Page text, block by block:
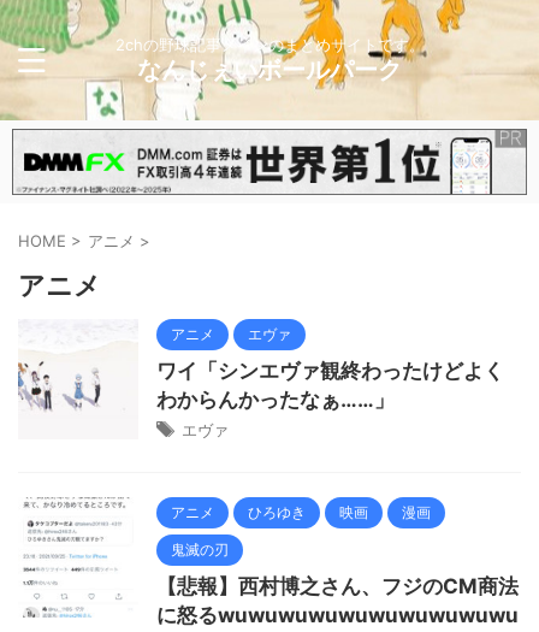
2chの野球記事メインのまとめサイトです。
なんじぇいボールパーク
HOME > アニメ >
アニメ
アニメ エヴァ
ワイ「シンエヴァ観終わったけどよく
わからんかったなぁ……」
エヴァ
アニメ ひろゆき 映画 漫画
鬼滅の刃
【悲報】西村博之さん、フジのCM商法
に怒るwuwuwuwuwuwuwuwuwuwu